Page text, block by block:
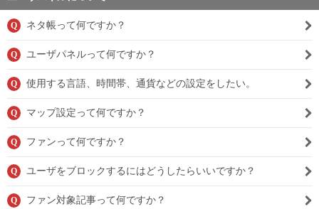
Q ネタ帳って何ですか？
Q ユーザパネルって何ですか？
Q 使用する言語、時間帯、通貨などの設定をしたい。
Q マップ設定って何ですか？
Q ファンって何ですか？
Q ユーザをブロックするにはどうしたらいいですか？
Q ファン対象記事って何ですか？